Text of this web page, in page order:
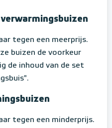
verwarmingsbuizen
tegen een meerprijs.
buizen de voorkeur
de inhoud van de set
tegen een minderprijs.